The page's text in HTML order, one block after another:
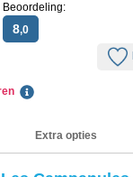
Beoordeling:
8,0
Extra opties